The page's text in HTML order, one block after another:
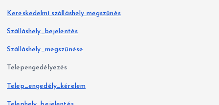
Kereskedelmi szálláshely megszűnés
Szálláshely_bejelentés
Szálláshely_megszűnése
Telepengedélyezés
Telep_engedély_kérelem